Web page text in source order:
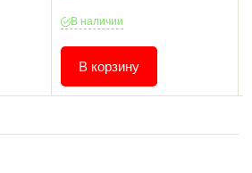
В наличии
В корзину